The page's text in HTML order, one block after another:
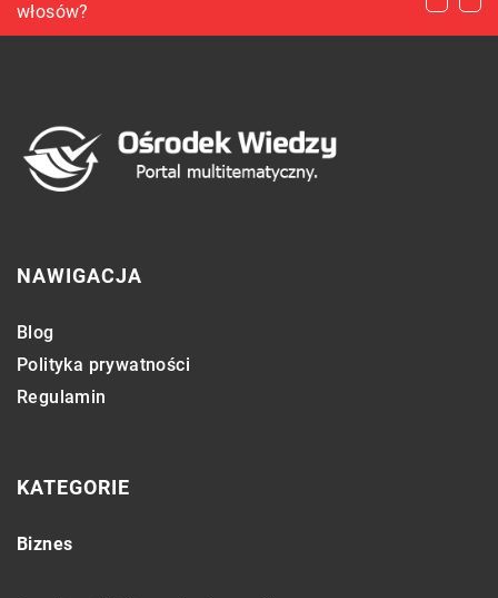
wykonywanych przez firmy sprzątające?
włosów?
użyć, by nie doszło do uszkodzeń?
NAWIGACJA
Blog
Polityka prywatności
Regulamin
KATEGORIE
Biznes